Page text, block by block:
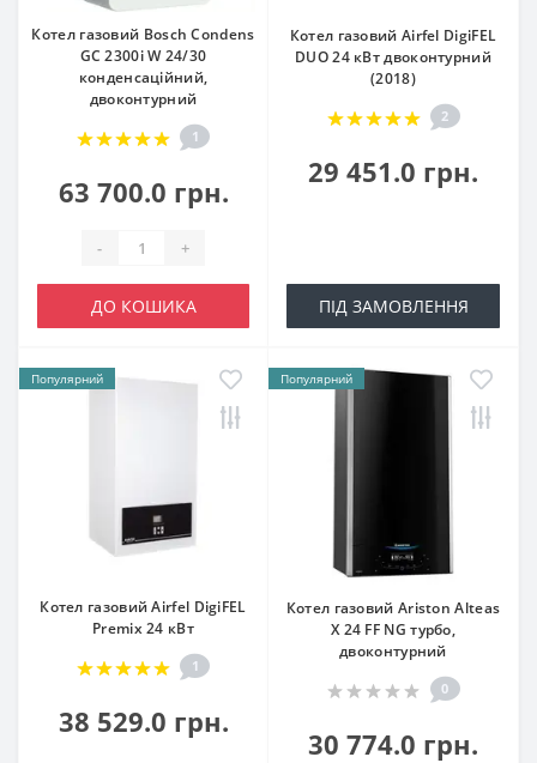
Котел газовий Bosch Condens
GC 2300i W 24/30
конденсаційний,
двоконтурний
1
63 700.0 грн.
- +
ДО КОШИКА
Котел газовий Airfel DigiFEL
DUO 24 кВт двоконтурний
(2018)
2
29 451.0 грн.
ПІД ЗАМОВЛЕННЯ
Популярний
Котел газовий Airfel DigiFEL
Premix 24 кВт
1
38 529.0 грн.
Популярний
Котел газовий Ariston Alteas
X 24 FF NG турбо,
двоконтурний
0
30 774.0 грн.